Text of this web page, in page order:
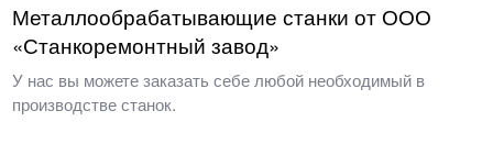
Металлообрабатывающие станки от ООО
«Станкоремонтный завод»
У нас вы можете заказать себе любой необходимый в
производстве станок.